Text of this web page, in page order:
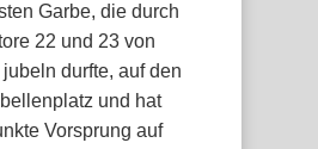
Garbe, die durch
22 und 23 von
durfte, auf den
und hat
Vorsprung auf